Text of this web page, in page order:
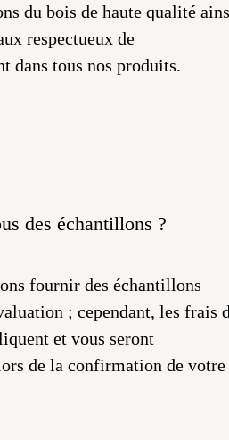
du bois de haute qualité
respectueux de
dans tous nos produits.
des échantillons ?
fournir des échantillons
; cependant, les frais
et vous seront
de la confirmation de votre